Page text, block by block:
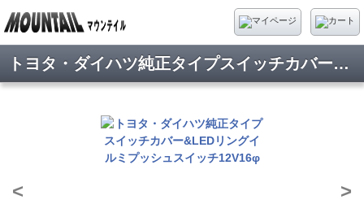
トヨタ・ダイハツ純正タイプスイッチカバー&LEDリングイルミプッシュスイッチ12V16φ
< >